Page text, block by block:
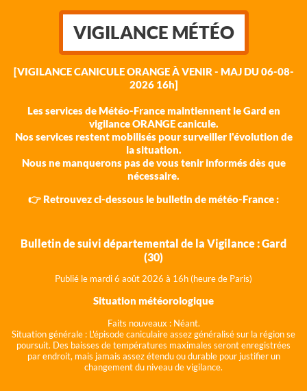
VIGILANCE MÉTÉO
[VIGILANCE CANICULE ORANGE À VENIR - MAJ DU 06-08-
2026 16h]
Les services de Météo-France maintiennent le Gard en
vigilance ORANGE canicule.
Nos services restent mobilisés pour surveiller l'évolution de
la situation.
Nous ne manquerons pas de vous tenir informés dès que
nécessaire.
👉 Retrouvez ci-dessous le bulletin de météo-France :
Bulletin de suivi départemental de la Vigilance : Gard
(30)
Publié le mardi 6 août 2026 à 16h (heure de Paris)
Situation météorologique
Faits nouveaux : Néant.
Situation générale : L'épisode caniculaire assez généralisé sur la région se
poursuit. Des baisses de températures maximales seront enregistrées
par endroit, mais jamais assez étendu ou durable pour justifier un
changement du niveau de vigilance.